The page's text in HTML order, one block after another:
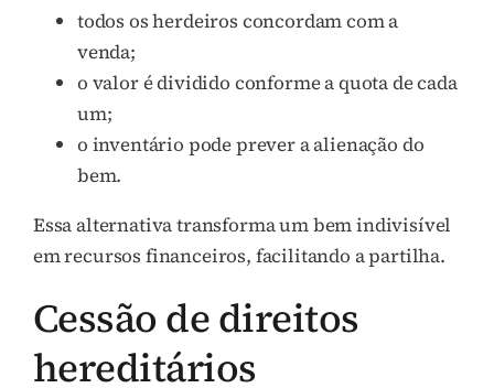
todos os herdeiros concordam com a
venda;
o valor é dividido conforme a quota de cada
um;
o inventário pode prever a alienação do
bem.
Essa alternativa transforma um bem indivisível
em recursos financeiros, facilitando a partilha.
Cessão de direitos
hereditários